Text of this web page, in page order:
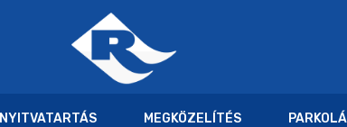
NYITVATARTÁS MEGKÖZELÍTÉS